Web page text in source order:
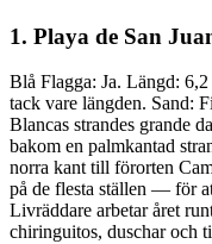
1. Playa de San
Blå Flagga: Ja. Längd:
tack vare längden. Sand:
Blancas strandes grande
bakom en palmkantad
norra kant till förorten
på de flesta ställen — för
Livräddare arbetar året
chiringuitos, duschar och